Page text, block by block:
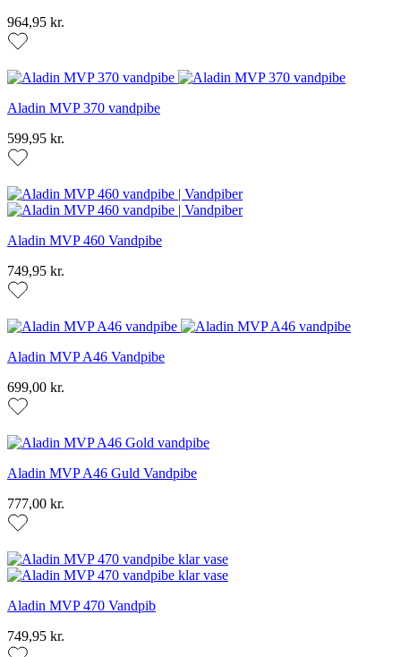
964,95 kr.
Aladin MVP 370 vandpibe
599,95 kr.
Aladin MVP 460 Vandpibe
749,95 kr.
Aladin MVP A46 Vandpibe
699,00 kr.
Aladin MVP A46 Guld Vandpibe
777,00 kr.
Aladin MVP 470 Vandpib
749,95 kr.